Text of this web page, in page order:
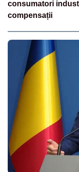
consumatori
compensații